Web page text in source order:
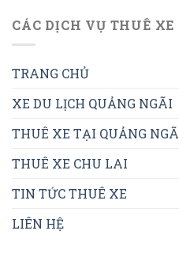
CÁC DỊCH VỤ THUÊ XE
TRANG CHỦ
XE DU LỊCH QUẢNG NGÃI
THUÊ XE TẠI QUẢNG
THUÊ XE CHU LAI
TIN TỨC THUÊ XE
LIÊN HỆ